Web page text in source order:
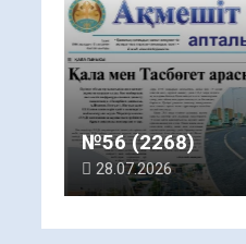
№56 (2268)
28.07.2026